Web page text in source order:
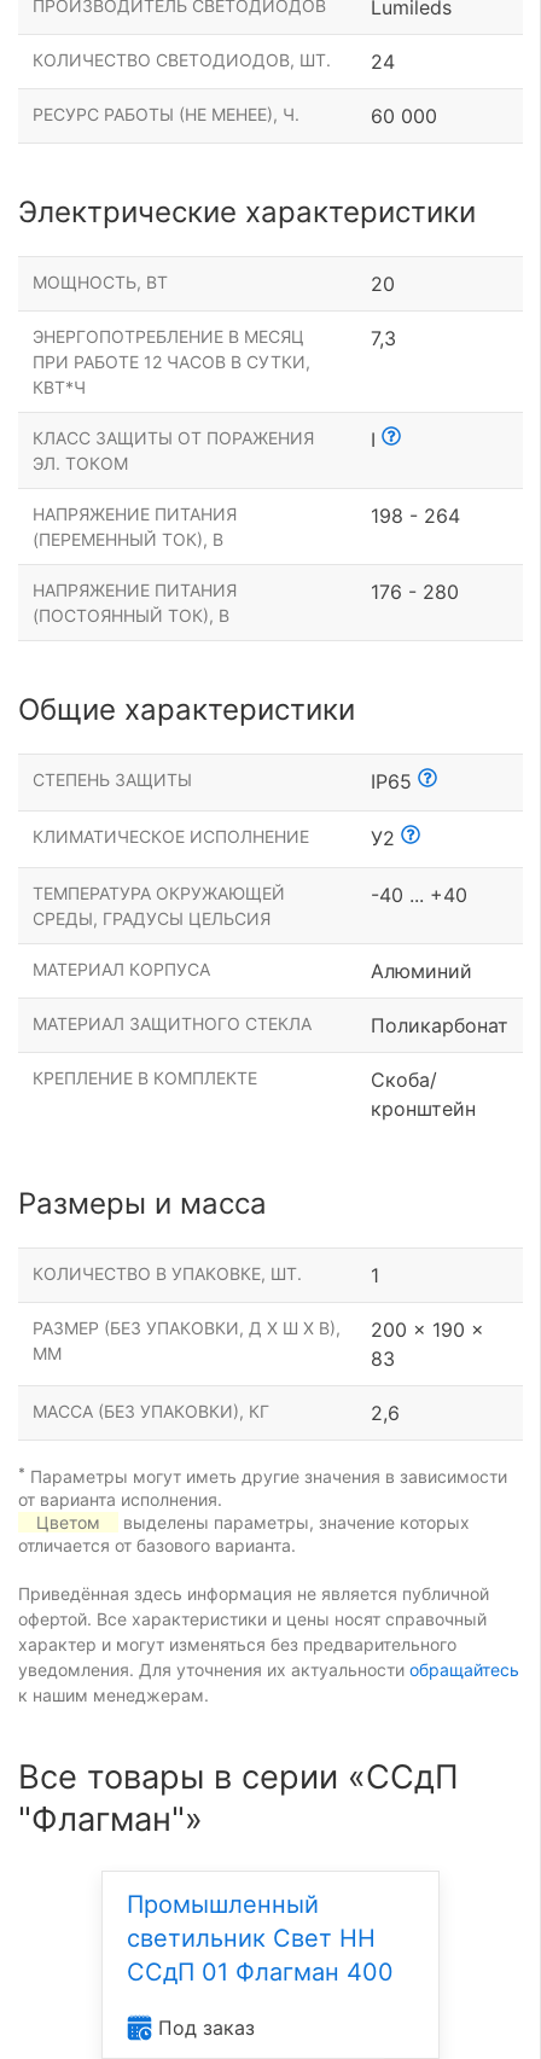
ПРОИЗВОДИТЕЛЬ СВЕТОДИОДОВ Lumileds
КОЛИЧЕСТВО СВЕТОДИОДОВ, ШТ. 24
РЕСУРС РАБОТЫ (НЕ МЕНЕЕ), Ч. 60 000
Электрические характеристики
МОЩНОСТЬ, ВТ 20
ЭНЕРГОПОТРЕБЛЕНИЕ В МЕСЯЦ
ПРИ РАБОТЕ 12 ЧАСОВ В СУТКИ,
КВТ*Ч
7,3
КЛАСС ЗАЩИТЫ ОТ ПОРАЖЕНИЯ
ЭЛ. ТОКОМ
I
НАПРЯЖЕНИЕ ПИТАНИЯ
(ПЕРЕМЕННЫЙ ТОК), В
198 - 264
НАПРЯЖЕНИЕ ПИТАНИЯ
(ПОСТОЯННЫЙ ТОК), В
176 - 280
Общие характеристики
СТЕПЕНЬ ЗАЩИТЫ IP65
КЛИМАТИЧЕСКОЕ ИСПОЛНЕНИЕ У2
ТЕМПЕРАТУРА ОКРУЖАЮЩЕЙ
СРЕДЫ, ГРАДУСЫ ЦЕЛЬСИЯ
-40 ... +40
МАТЕРИАЛ КОРПУСА Алюминий
МАТЕРИАЛ ЗАЩИТНОГО СТЕКЛА Поликарбонат
КРЕПЛЕНИЕ В КОМПЛЕКТЕ
Скоба/
кронштейн
Размеры и масса
КОЛИЧЕСТВО В УПАКОВКЕ, ШТ. 1
РАЗМЕР (БЕЗ УПАКОВКИ, Д Х Ш Х В),
ММ
200 x 190 x
83
МАССА (БЕЗ УПАКОВКИ), КГ 2,6
* Параметры могут иметь другие значения в зависимости
от варианта исполнения.
Цветом
выделены параметры, значение которых
отличается от базового варианта.
Приведённая здесь информация не является публичной
офертой. Все характеристики и цены носят справочный
характер и могут изменяться без предварительного
уведомления. Для уточнения их актуальности обращайтесь
к нашим менеджерам.
Все товары в серии «ССдП
"Флагман"»
Промышленный
светильник Свет НН
ССдП 01 Флагман 400
Под заказ